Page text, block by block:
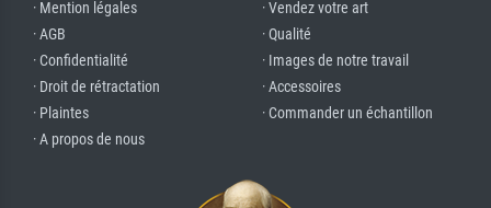
· Mention légales
· AGB
· Confidentialité
· Droit de rétractation
· Plaintes
· A propos de nous
· Vendez votre art
· Qualité
· Images de notre travail
· Accessoires
· Commander un échantillon